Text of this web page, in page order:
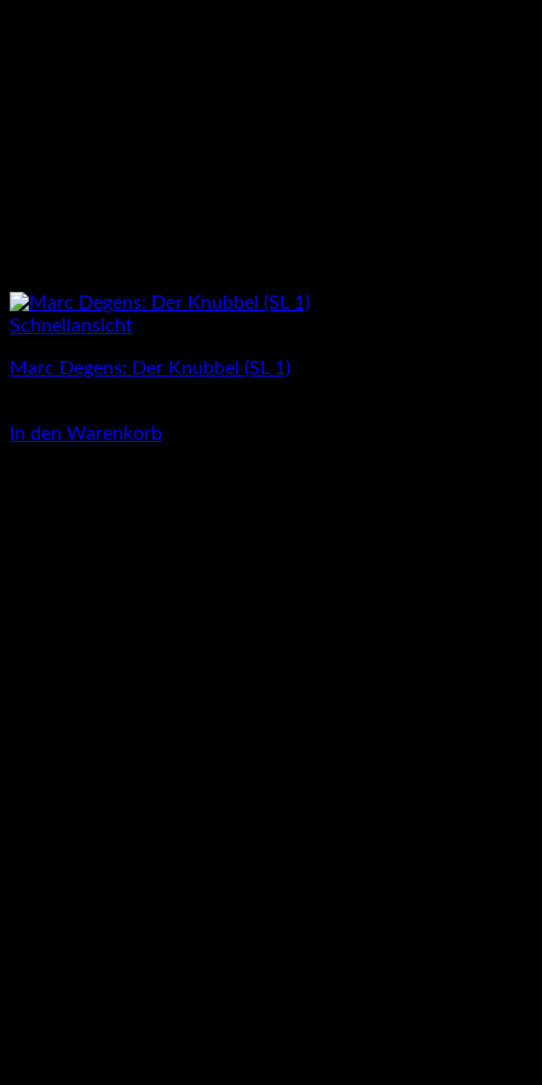
Schnellansicht
Marc Degens: Der Knubbel (SL 1)
In den Warenkorb